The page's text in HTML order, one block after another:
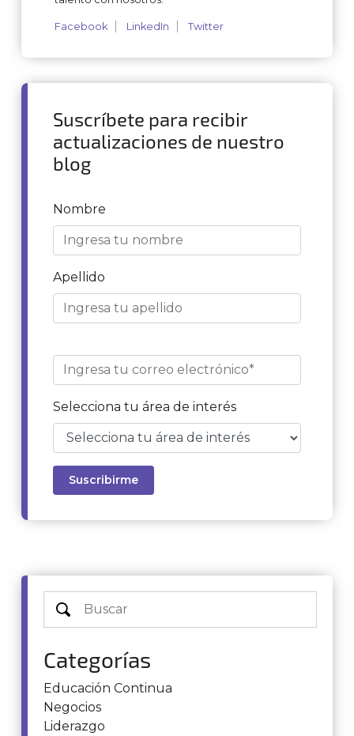
Categorías
Educación Continua
Negocios
Liderazgo
Facebook LinkedIn Twitter
Suscríbete para recibir
actualizaciones de nuestro
blog
Nombre
Apellido
Selecciona tu área de interés